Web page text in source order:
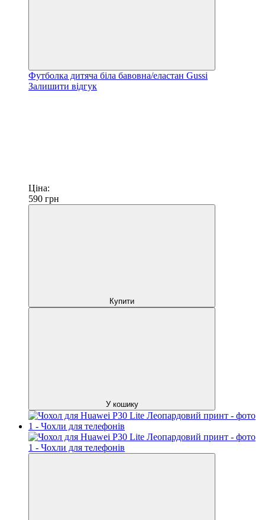
Футболка дитяча біла бавовна/еластан Gussi
Залишити відгук
Ціна:
590 грн
Купити
У кошику